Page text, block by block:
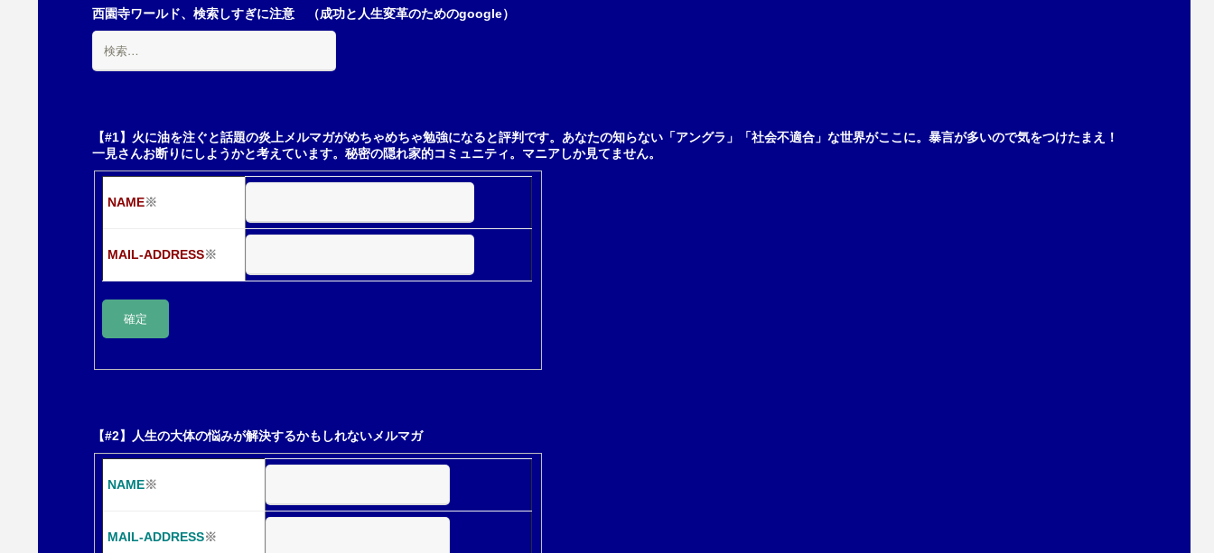
西園寺ワールド、検索しすぎに注意 （成功と人生変革のためのgoogle）
索:
【#1】火に油を注ぐと話題の炎上メルマガがめちゃめちゃ勉強になると評判です。あなたの知らない「アングラ」「社会不適合」な世界がここに。暴言が多いので気をつけたまえ！
一見さんお断りにしようかと考えています。秘密の隠れ家的コミュニティ。マニアしか見てません。
NAME※
MAIL-ADDRESS※
【#2】人生の大体の悩みが解決するかもしれないメルマガ
NAME※
MAIL-ADDRESS※